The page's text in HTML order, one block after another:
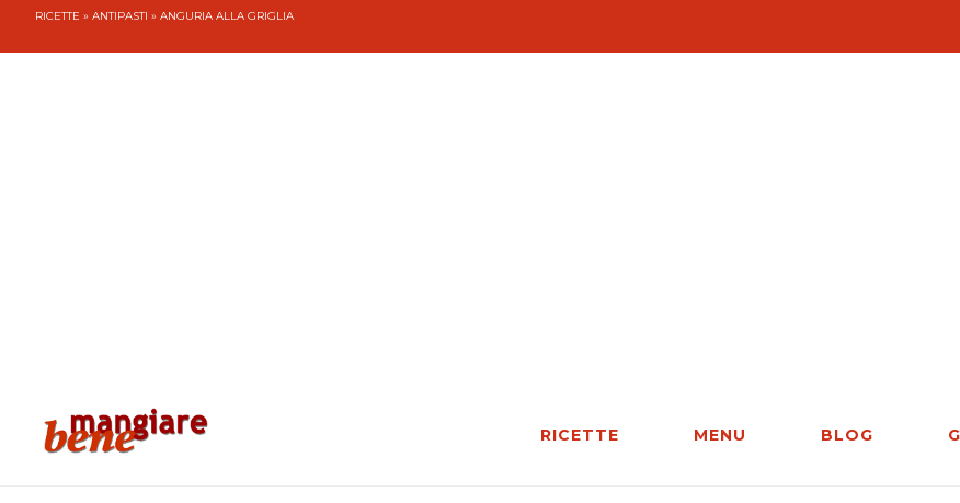
RICETTE » ANTIPASTI » ANGURIA ALLA GRIGLIA
RICETTE MENU BLOG